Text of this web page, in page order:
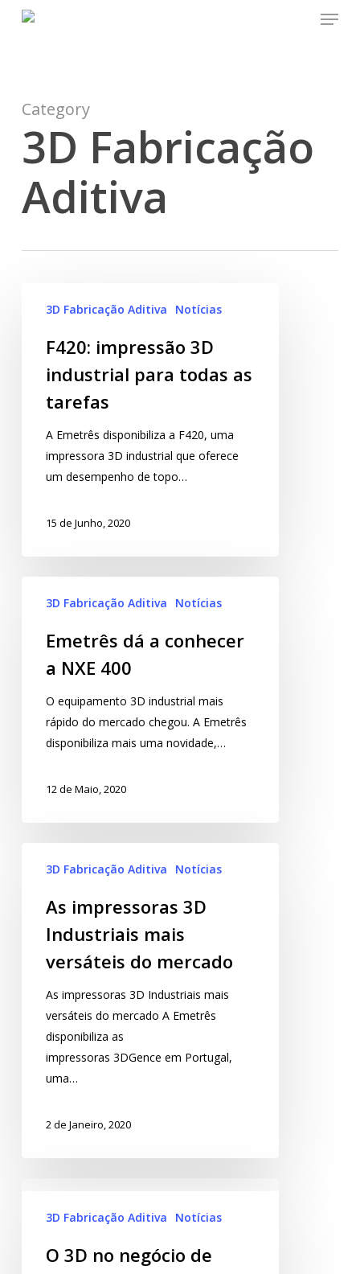
Menu
Category
3D Fabricação
Aditiva
3D Fabricação Aditiva Notícias
F420: impressão 3D
industrial para todas as
tarefas
A Emetrês disponibiliza a F420, uma
impressora 3D industrial que oferece
um desempenho de topo…
15 de Junho, 2020
3D Fabricação Aditiva Notícias
Emetrês dá a conhecer
a NXE 400
O equipamento 3D industrial mais
rápido do mercado chegou. A Emetrês
disponibiliza mais uma novidade,…
12 de Maio, 2020
3D Fabricação Aditiva Notícias
As impressoras 3D
Industriais mais
versáteis do mercado
As impressoras 3D Industriais mais
versáteis do mercado A Emetrês
disponibiliza as
impressoras 3DGence em Portugal,
uma…
2 de Janeiro, 2020
3D Fabricação Aditiva Notícias
O 3D no negócio de